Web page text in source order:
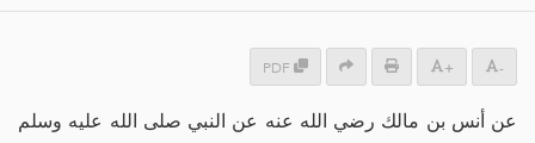
PDF + -
عن أنس بن مالك رضي الله عنه عن النبي صلى الله عليه وسلم